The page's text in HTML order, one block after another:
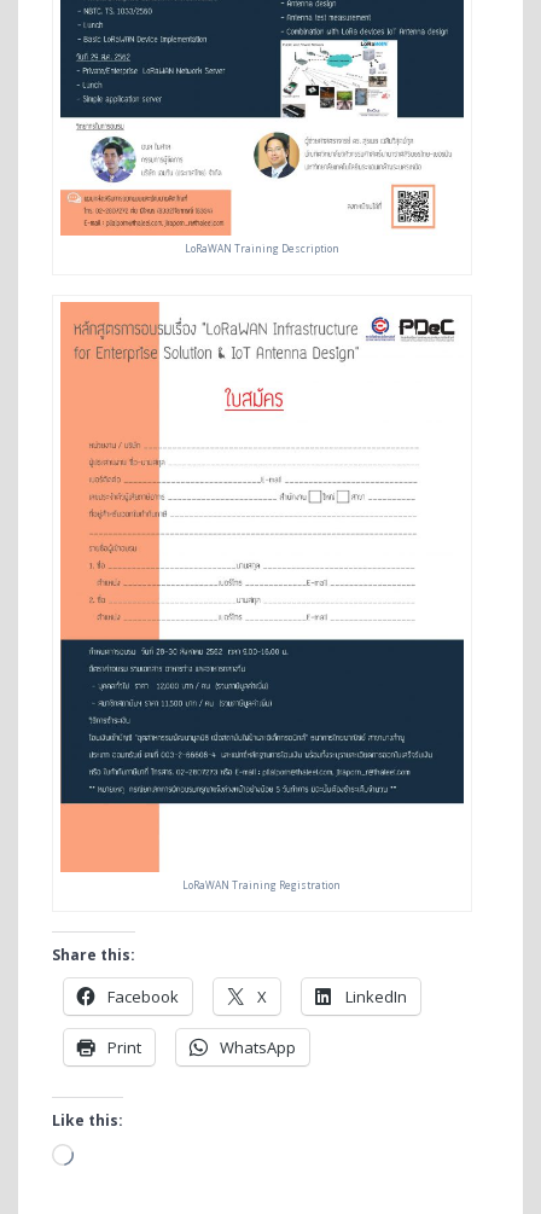
LoRaWAN Training Description
LoRaWAN Training Registration
Share this:
Facebook X LinkedIn
Print WhatsApp
Like this:
Loading…